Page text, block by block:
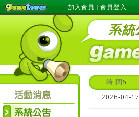
加入會員 | 會員登入
時 間 5
2026-04-17